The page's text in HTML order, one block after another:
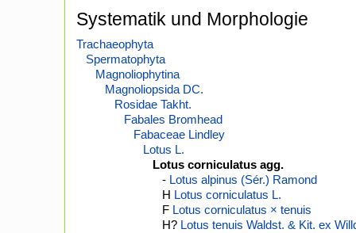
Systematik und Morphologie
Trachaeophyta
Spermatophyta
Magnoliophytina
Magnoliopsida DC.
Rosidae Takht.
Fabales Bromhead
Fabaceae Lindley
Lotus L.
Lotus corniculatus agg.
- Lotus alpinus (Sér.) Ramond
H Lotus corniculatus L.
F Lotus corniculatus × tenuis
H? Lotus tenuis Waldst. & Kit. ex